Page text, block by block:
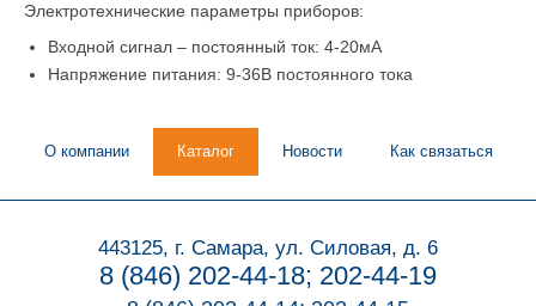
Электротехнические параметры приборов:
Входной сигнал – постоянный ток: 4-20мА
Напряжение питания: 9-36В постоянного тока
О компании Каталог Новости Как связаться
443125, г. Самара, ул. Силовая, д. 6
8 (846) 202-44-18; 202-44-19